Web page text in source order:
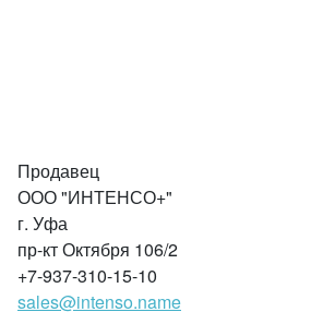
Продавец
ООО "ИНТЕНСО+"
г. Уфа
пр-кт Октября 106/2
+7-937-310-15-10
sales@intenso.name